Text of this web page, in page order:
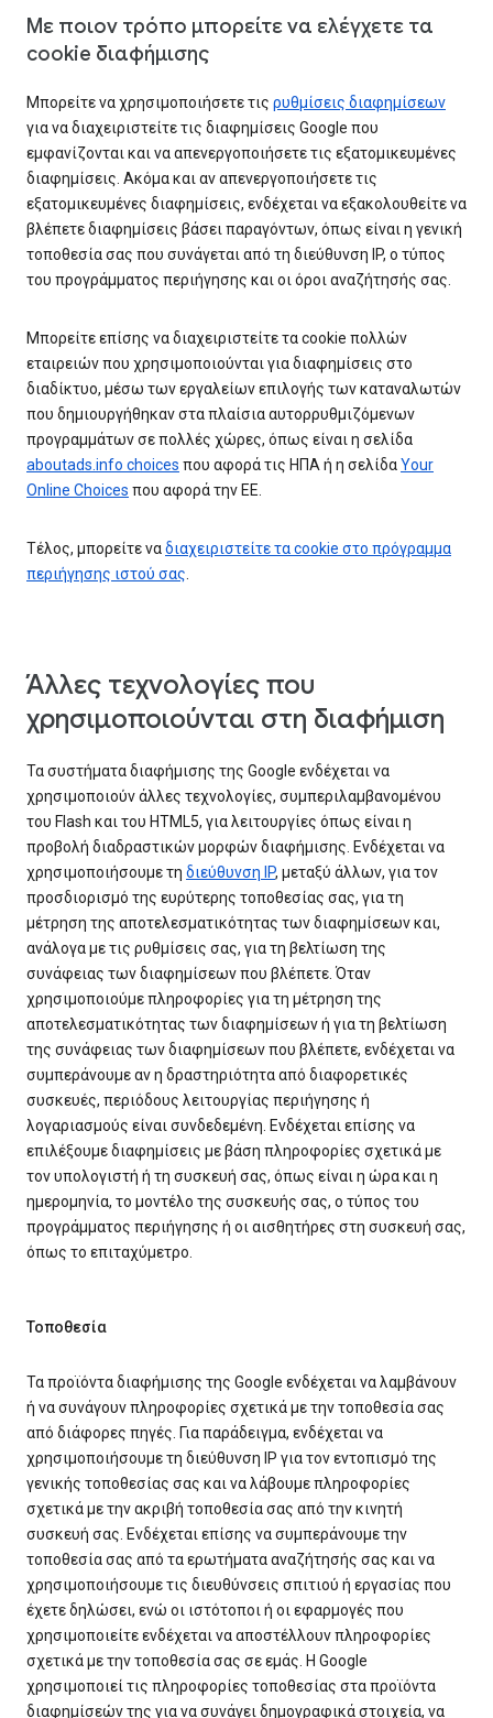
Με ποιον τρόπο μπορείτε να ελέγχετε τα
cookie διαφήμισης
Μπορείτε να χρησιμοποιήσετε τις ρυθμίσεις διαφημίσεων
για να διαχειριστείτε τις διαφημίσεις Google που
εμφανίζονται και να απενεργοποιήσετε τις εξατομικευμένες
διαφημίσεις. Ακόμα και αν απενεργοποιήσετε τις
εξατομικευμένες διαφημίσεις, ενδέχεται να εξακολουθείτε να
βλέπετε διαφημίσεις βάσει παραγόντων, όπως είναι η γενική
τοποθεσία σας που συνάγεται από τη διεύθυνση IP, ο τύπος
του προγράμματος περιήγησης και οι όροι αναζήτησής σας.
Μπορείτε επίσης να διαχειριστείτε τα cookie πολλών
εταιρειών που χρησιμοποιούνται για διαφημίσεις στο
διαδίκτυο, μέσω των εργαλείων επιλογής των καταναλωτών
που δημιουργήθηκαν στα πλαίσια αυτορρυθμιζόμενων
προγραμμάτων σε πολλές χώρες, όπως είναι η σελίδα
aboutads.info choices που αφορά τις ΗΠΑ ή η σελίδαYour
Online Choices που αφορά την ΕΕ.
Τέλος, μπορείτε ναδιαχειριστείτε τα cookie στο πρόγραμμα
περιήγησης ιστού σας.
Άλλες τεχνολογίες που
χρησιμοποιούνται στη διαφήμιση
Τα συστήματα διαφήμισης της Google ενδέχεται να
χρησιμοποιούν άλλες τεχνολογίες, συμπεριλαμβανομένου
του Flash και του HTML5, για λειτουργίες όπως είναι η
προβολή διαδραστικών μορφών διαφήμισης. Ενδέχεται να
χρησιμοποιήσουμε τη διεύθυνση IP, μεταξύ άλλων, για τον
προσδιορισμό της ευρύτερης τοποθεσίας σας, για τη
μέτρηση της αποτελεσματικότητας των διαφημίσεων και,
ανάλογα με τις ρυθμίσεις σας, για τη βελτίωση της
συνάφειας των διαφημίσεων που βλέπετε. Όταν
χρησιμοποιούμε πληροφορίες για τη μέτρηση της
αποτελεσματικότητας των διαφημίσεων ή για τη βελτίωση
της συνάφειας των διαφημίσεων που βλέπετε, ενδέχεται να
συμπεράνουμε αν η δραστηριότητα από διαφορετικές
συσκευές, περιόδους λειτουργίας περιήγησης ή
λογαριασμούς είναι συνδεδεμένη. Ενδέχεται επίσης να
επιλέξουμε διαφημίσεις με βάση πληροφορίες σχετικά με
τον υπολογιστή ή τη συσκευή σας, όπως είναι η ώρα και η
ημερομηνία, το μοντέλο της συσκευής σας, ο τύπος του
προγράμματος περιήγησης ή οι αισθητήρες στη συσκευή σας,
όπως το επιταχύμετρο.
Τοποθεσία
Τα προϊόντα διαφήμισης της Google ενδέχεται να λαμβάνουν
ή να συνάγουν πληροφορίες σχετικά με την τοποθεσία σας
από διάφορες πηγές. Για παράδειγμα, ενδέχεται να
χρησιμοποιήσουμε τη διεύθυνση IP για τον εντοπισμό της
γενικής τοποθεσίας σας και να λάβουμε πληροφορίες
σχετικά με την ακριβή τοποθεσία σας από την κινητή
συσκευή σας. Ενδέχεται επίσης να συμπεράνουμε την
τοποθεσία σας από τα ερωτήματα αναζήτησής σας και να
χρησιμοποιήσουμε τις διευθύνσεις σπιτιού ή εργασίας που
έχετε δηλώσει, ενώ οι ιστότοποι ή οι εφαρμογές που
χρησιμοποιείτε ενδέχεται να αποστέλλουν πληροφορίες
σχετικά με την τοποθεσία σας σε εμάς. Η Google
χρησιμοποιεί τις πληροφορίες τοποθεσίας στα προϊόντα
διαφημίσεών της για να συνάγει δημογραφικά στοιχεία, να